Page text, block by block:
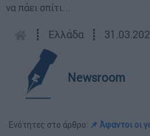
να πάει σπίτι...
┋ Ελλάδα ┋
Newsroom
Ενότητες στο άρθρο: 📌 Άφαντοι οι